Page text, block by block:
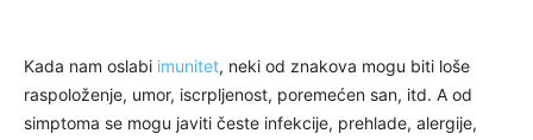
Kada nam oslabi imunitet, neki od znakova mogu biti loše
raspoloženje, umor, iscrpljenost, poremećen san, itd. A od
simptoma se mogu javiti česte infekcije, prehlade, alergije,